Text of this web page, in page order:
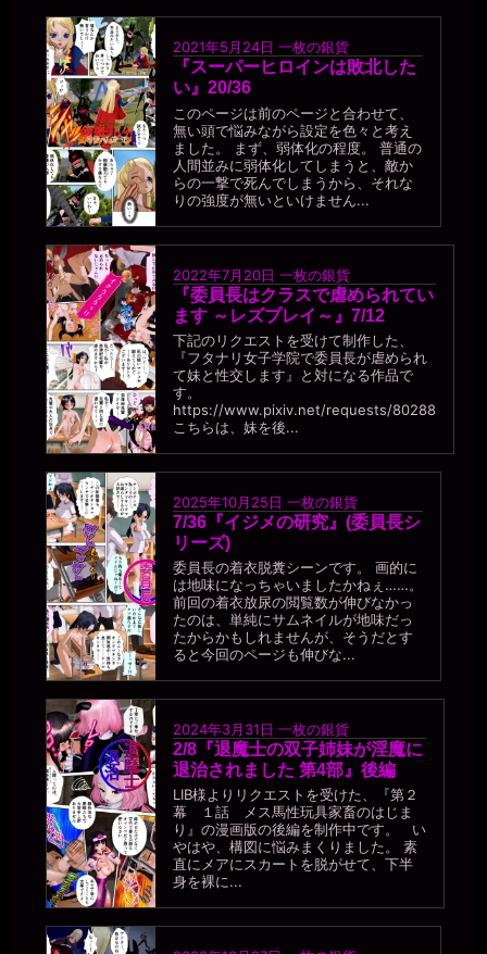
2021年5月24日 一枚の銀貨
『スーパーヒロインは敗北した
い』20/36
このページは前のページと合わせて、
無い頭で悩みながら設定を色々と考え
ました。 まず、弱体化の程度。 普通の
人間並みに弱体化してしまうと、敵か
らの一撃で死んでしまうから、それな
りの強度が無いといけません...
2022年7月20日 一枚の銀貨
『委員長はクラスで虐められてい
ます ～レズプレイ～』7/12
下記のリクエストを受けて制作した、
『フタナリ女子学院で委員長が虐められ
て妹と性交します』と対になる作品で
す。
https://www.pixiv.net/requests/80288
こちらは、妹を後...
2025年10月25日 一枚の銀貨
7/36『イジメの研究』(委員長シ
リーズ)
委員長の着衣脱糞シーンです。 画的に
は地味になっちゃいましたかねぇ……。
前回の着衣放尿の閲覧数が伸びなかっ
たのは、単純にサムネイルが地味だっ
たからかもしれませんが、そうだとす
ると今回のページも伸びな...
2024年3月31日 一枚の銀貨
2/8『退魔士の双子姉妹が淫魔に
退治されました 第4部』後編
LIB様よりリクエストを受けた、『第２
幕 １話 メス馬性玩具家畜のはじま
り』の漫画版の後編を制作中です。 い
やはや、構図に悩みまくりました。 素
直にメアにスカートを脱がせて、下半
身を裸に...
一枚の銀貨
2026年7月18日 - 21:31
ほら、本物の便器にはできないコトだし((´∀｀))ｹﾗｹﾗ
miiki0119
2026年7月18日 - 21:32
あうう。。便器と比べられて褒められていたなんて。。
一枚の銀貨
2026年7月18日 - 21:34
本物の公衆便所なんて、使われた人数なんて記録できないくらいだ
だろう。
miiki0119
2026年7月18日 - 21:36
うう。。今週のはじめまでは22人だったのに。。今日で27人になっ
ちゃっています。。
一枚の銀貨
2026年7月18日 - 21:38
五月みどりの歌に『一週間に十日来い』という曲があったけど、
「一週間に10人とやる」のを目指してはどうか。
2026年7月18日 - 21:41
あうう。。１週間に10人。。それは。。ゼミの男性たちを含めてで
すか。。？ 使っていただいたことがない男性だけですか。。？
一枚の銀貨
2026年7月18日 - 21:42
そりゃ、新しい利用者を獲得しなきゃ(￣▽￣)
miiki0119
2026年7月18日 - 21:44
あうう。。1週間に新しい利用者10人。。ああ。。1年で500人以上で
す。。そんな。。
一枚の銀貨
2026年7月18日 - 21:46
やっぱり、便器のくせに頭が回るんだなぁ。頭脳の無駄遣い（笑）
miiki0119
2026年7月18日 - 21:46
うう。。
miiki0119
2026年7月18日 - 21:48
ああ。。1年で500人以上なんて。。ほとんど毎日2人以上に使って
いただかないと。。うう。。本当に公衆便女になっちゃう。。
一枚の銀貨